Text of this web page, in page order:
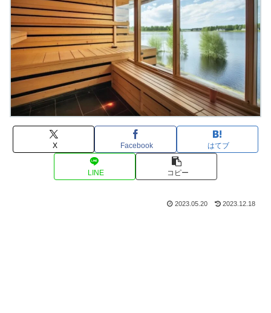
X Facebook はてブ
LINE コピー
2023.05.20 2023.12.18